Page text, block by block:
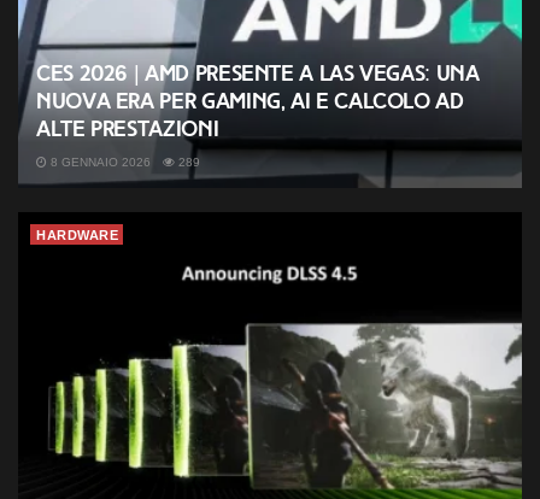
CES 2026 | AMD presente a Las Vegas: una
nuova era per gaming, AI e calcolo ad
alte prestazioni
8 GENNAIO 2026 289
HARDWARE